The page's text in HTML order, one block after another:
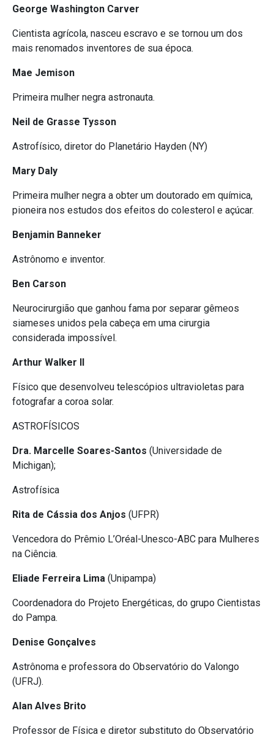
George Washington Carver
Cientista agrícola, nasceu escravo e se tornou um dos
mais renomados inventores de sua época.
Mae Jemison
Primeira mulher negra astronauta.
Neil de Grasse Tysson
Astrofísico, diretor do Planetário Hayden (NY)
Mary Daly
Primeira mulher negra a obter um doutorado em química,
pioneira nos estudos dos efeitos do colesterol e açúcar.
Benjamin Banneker
Astrônomo e inventor.
Ben Carson
Neurocirurgião que ganhou fama por separar gêmeos
siameses unidos pela cabeça em uma cirurgia
considerada impossível.
Arthur Walker II
Físico que desenvolveu telescópios ultravioletas para
fotografar a coroa solar.
ASTROFÍSICOS
Dra. Marcelle Soares-Santos (Universidade de
Michigan);
Astrofísica
Rita de Cássia dos Anjos (UFPR)
Vencedora do Prêmio L’Oréal-Unesco-ABC para Mulheres
na Ciência.
Eliade Ferreira Lima (Unipampa)
Coordenadora do Projeto Energéticas, do grupo Cientistas
do Pampa.
Denise Gonçalves
Astrônoma e professora do Observatório do Valongo
(UFRJ).
Alan Alves Brito
Professor de Física e diretor substituto do Observatório